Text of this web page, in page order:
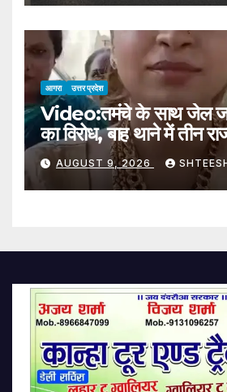
The State, Heavy
Warning In These
On Monday
आगरा उत्तर प्रदेश
Video:तमंचे के साथ जेल
का विरोध, बाह थाने में तीन
का जमघट – Protest By
Transgender
Previously Jailed
Individuals From
AUGUST 9, 2026